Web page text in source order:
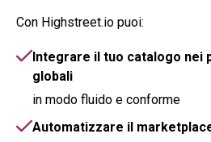
Con Highstreet.io puoi:
Integrare il tuo catalogo nei
globali
in modo fluido e conforme
Automatizzare il